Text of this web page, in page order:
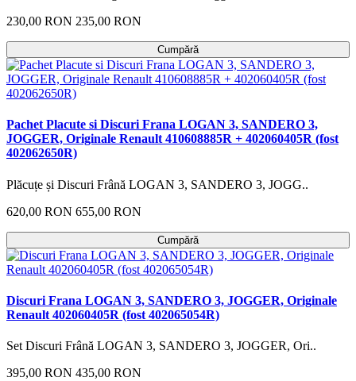
230,00 RON 235,00 RON
Cumpără
Pachet Placute si Discuri Frana LOGAN 3, SANDERO 3,
JOGGER, Originale Renault 410608885R + 402060405R (fost
402062650R)
Plăcuțe și Discuri Frână LOGAN 3, SANDERO 3, JOGG..
620,00 RON 655,00 RON
Cumpără
Discuri Frana LOGAN 3, SANDERO 3, JOGGER, Originale
Renault 402060405R (fost 402065054R)
Set Discuri Frână LOGAN 3, SANDERO 3, JOGGER, Ori..
395,00 RON 435,00 RON